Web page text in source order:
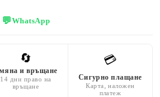
💬WhatsApp
🔄
и връщане
14 дни право на
връщане
💳
Сигурно плащане
Карта, наложен
платеж